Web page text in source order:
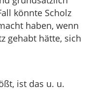
könnte Scholz
haben, wenn
gehabt hätte, sich
ist das u. u.